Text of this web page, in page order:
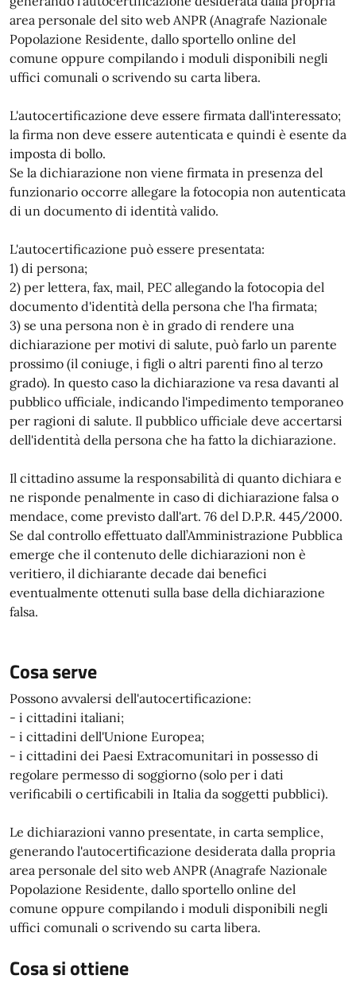
area personale del sito web ANPR (Anagrafe Nazionale
Popolazione Residente, dallo sportello online del
comune oppure compilando i moduli disponibili negli
uffici comunali o scrivendo su carta libera.
L'autocertificazione deve essere firmata dall'interessato;
la firma non deve essere autenticata e quindi è esente da
imposta di bollo.
Se la dichiarazione non viene firmata in presenza del
funzionario occorre allegare la fotocopia non autenticata
di un documento di identità valido.
L'autocertificazione può essere presentata:
1) di persona;
2) per lettera, fax, mail, PEC allegando la fotocopia del
documento d'identità della persona che l'ha firmata;
3) se una persona non è in grado di rendere una
dichiarazione per motivi di salute, può farlo un parente
prossimo (il coniuge, i figli o altri parenti fino al terzo
grado). In questo caso la dichiarazione va resa davanti al
pubblico ufficiale, indicando l'impedimento temporaneo
per ragioni di salute. Il pubblico ufficiale deve accertarsi
dell'identità della persona che ha fatto la dichiarazione.
Il cittadino assume la responsabilità di quanto dichiara e
ne risponde penalmente in caso di dichiarazione falsa o
mendace, come previsto dall'art. 76 del D.P.R. 445/2000.
Se dal controllo effettuato dall’Amministrazione Pubblica
emerge che il contenuto delle dichiarazioni non è
veritiero, il dichiarante decade dai benefici
eventualmente ottenuti sulla base della dichiarazione
falsa.
Cosa serve
Possono avvalersi dell'autocertificazione:
- i cittadini italiani;
- i cittadini dell'Unione Europea;
- i cittadini dei Paesi Extracomunitari in possesso di
regolare permesso di soggiorno (solo per i dati
verificabili o certificabili in Italia da soggetti pubblici).
Le dichiarazioni vanno presentate, in carta semplice,
generando l'autocertificazione desiderata dalla propria
area personale del sito web ANPR (Anagrafe Nazionale
Popolazione Residente, dallo sportello online del
comune oppure compilando i moduli disponibili negli
uffici comunali o scrivendo su carta libera.
Cosa si ottiene